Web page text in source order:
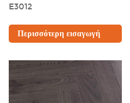
E3012
Περισσότερη εισαγωγή